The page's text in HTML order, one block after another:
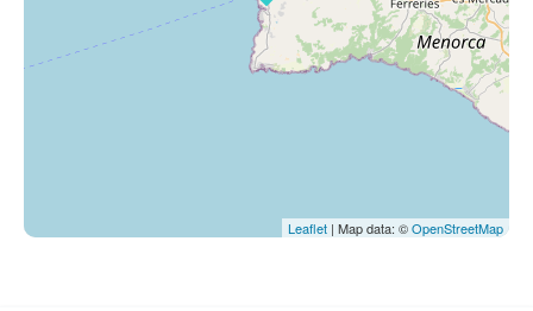
Leaflet | Map data: ©OpenStreetMap